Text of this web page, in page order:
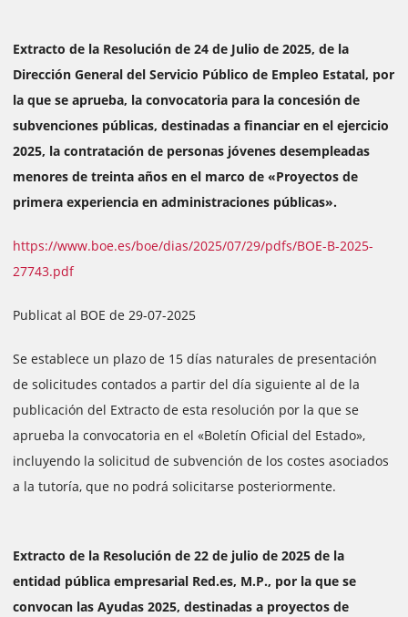
Extracto de la Resolución de 24 de Julio de 2025, de la
Dirección General del Servicio Público de Empleo Estatal, por
la que se aprueba, la convocatoria para la concesión de
subvenciones públicas, destinadas a financiar en el ejercicio
2025, la contratación de personas jóvenes desempleadas
menores de treinta años en el marco de «Proyectos de
primera experiencia en administraciones públicas».
https://www.boe.es/boe/dias/2025/07/29/pdfs/BOE-B-2025-
27743.pdf
Publicat al BOE de 29-07-2025
Se establece un plazo de 15 días naturales de presentación
de solicitudes contados a partir del día siguiente al de la
publicación del Extracto de esta resolución por la que se
aprueba la convocatoria en el «Boletín Oficial del Estado»,
incluyendo la solicitud de subvención de los costes asociados
a la tutoría, que no podrá solicitarse posteriormente.
Extracto de la Resolución de 22 de julio de 2025 de la
entidad pública empresarial Red.es, M.P., por la que se
convocan las Ayudas 2025, destinadas a proyectos de